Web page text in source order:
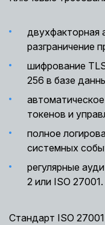
двухфакторная
разграничение
шифрование
256 в базе
токенов и
полное
системных
регулярные
2 или ISO 27001.
Стандарт ISO